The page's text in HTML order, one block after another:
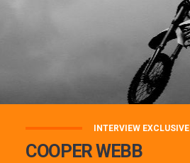
INTERVIEW EXCLUSIVE
COOPER WEBB